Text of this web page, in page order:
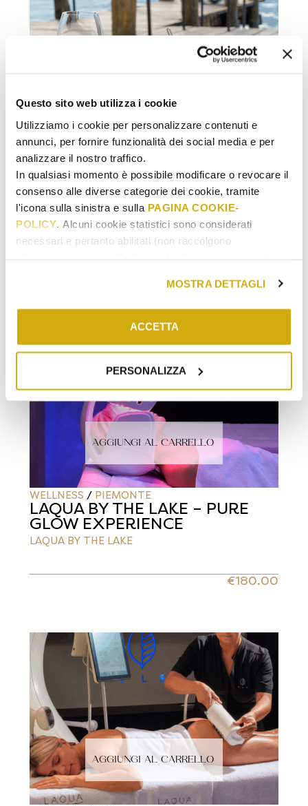
Questo sito web utilizza i cookie
Utilizziamo i cookie per personalizzare contenuti e
annunci, per fornire funzionalità dei social media e per
analizzare il nostro traffico.
In qualsiasi momento è possibile modificare o revocare il
consenso alle diverse categorie dei cookie, tramite
l'icona sulla sinistra e sulla PAGINA COOKIE-
POLICY . Alcuni cookie statistici sono considerati
necessari e pertanto abilitati (non raccolgono
a: privacy@cannavacciuologroup.it.
Chiudendo questo banner tramite apposita X in alto a
momento.
MOSTRA DETTAGLI
ACCETTA
PERSONALIZZA
AGGIUNGI AL CARRELLO
WELLNESS/PIEMONTE
LAQUA BY THE LAKE – PAUSA
RELAX HEALTHY AND HAPPY
LAQUA BY THE LAKE
AGGIUNGI AL CARRELLO
WELLNESS / PIEMONTE
LAQUA BY THE LAKE – PURE
GLOW EXPERIENCE
LAQUA BY THE LAKE
€180.00
AGGIUNGI AL CARRELLO